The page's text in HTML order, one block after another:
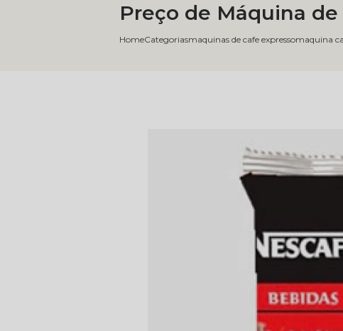
HomeCategoriasmaquinas de cafe expressomaquina
Preço de Máquina